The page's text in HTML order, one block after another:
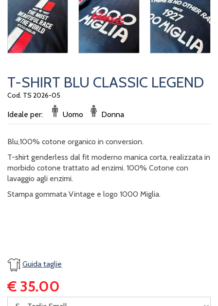
T-SHIRT BLU CLASSIC LEGEND
Cod. TS 2026-05
Ideale per: Uomo Donna
Blu,100% cotone organico in conversion.
T-shirt genderless dal fit moderno manica corta, realizzata in
morbido cotone trattato ad enzimi. 100% Cotone con
lavaggio agli enzimi.
Stampa gommata Vintage e logo 1000 Miglia.
Guida taglie
€ 35.00